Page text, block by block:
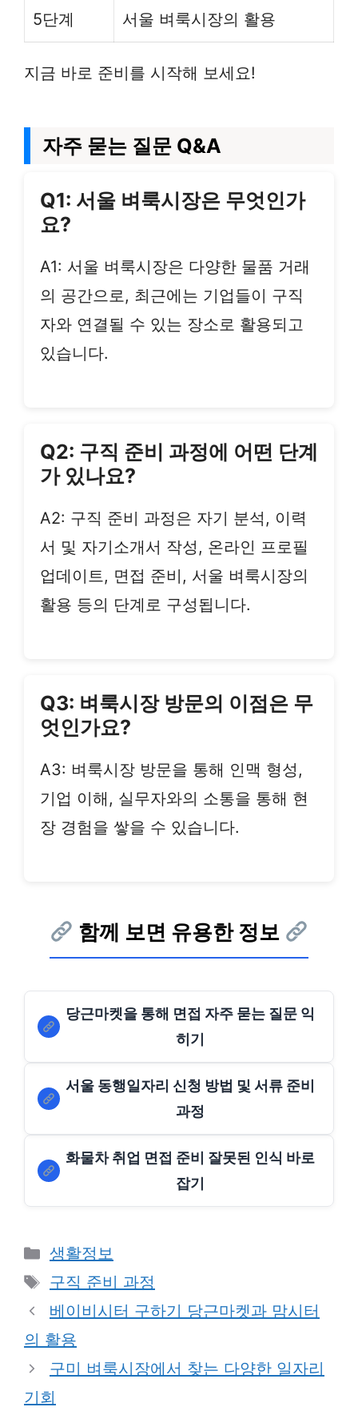
5단계 서울 벼룩시장의 활용
지금 바로 준비를 시작해 보세요!
자주 묻는 질문 Q&A
Q1: 서울 벼룩시장은 무엇인가
요?
A1: 서울 벼룩시장은 다양한 물품 거래
의 공간으로, 최근에는 기업들이 구직
자와 연결될 수 있는 장소로 활용되고
있습니다.
Q2: 구직 준비 과정에 어떤 단계
가 있나요?
A2: 구직 준비 과정은 자기 분석, 이력
서 및 자기소개서 작성, 온라인 프로필
업데이트, 면접 준비, 서울 벼룩시장의
활용 등의 단계로 구성됩니다.
Q3: 벼룩시장 방문의 이점은 무
엇인가요?
A3: 벼룩시장 방문을 통해 인맥 형성,
기업 이해, 실무자와의 소통을 통해 현
장 경험을 쌓을 수 있습니다.
함께 보면 유용한 정보
당근마켓을 통해 면접 자주 묻는 질문 익
히기
서울 동행일자리 신청 방법 및 서류 준비
과정
화물차 취업 면접 준비 잘못된 인식 바로
잡기
Categories
생활정보
Tags
구직 준비 과정
베이비시터 구하기 당근마켓과 맘시터
의 활용
구미 벼룩시장에서 찾는 다양한 일자리
기회